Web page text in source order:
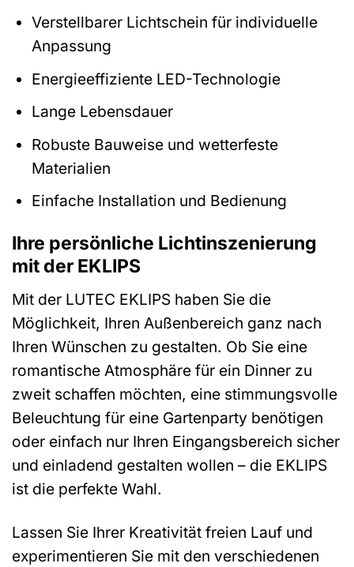
Verstellbarer Lichtschein für individuelle
Anpassung
Energieeffiziente LED-Technologie
Lange Lebensdauer
Robuste Bauweise und wetterfeste
Materialien
Einfache Installation und Bedienung
Ihre persönliche Lichtinszenierung
mit der EKLIPS
Mit der LUTEC EKLIPS haben Sie die
Möglichkeit, Ihren Außenbereich ganz nach
Ihren Wünschen zu gestalten. Ob Sie eine
romantische Atmosphäre für ein Dinner zu
zweit schaffen möchten, eine stimmungsvolle
Beleuchtung für eine Gartenparty benötigen
oder einfach nur Ihren Eingangsbereich sicher
und einladend gestalten wollen – die EKLIPS
ist die perfekte Wahl.
Lassen Sie Ihrer Kreativität freien Lauf und
experimentieren Sie mit den verschiedenen